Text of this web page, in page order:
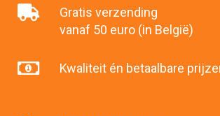
Gratis verzending
vanaf 50 euro (in België)
Kwaliteit én betaalbare